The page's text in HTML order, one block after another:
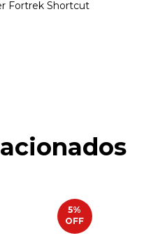
Fortrek Shortcut
5%
OFF